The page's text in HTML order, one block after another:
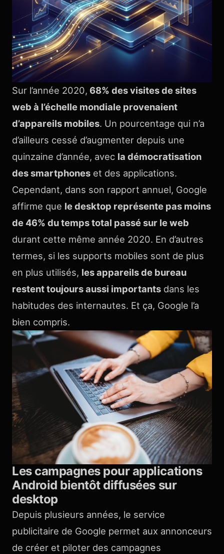
Sur l’année 2020, 68% des visites de sites
web à l’échelle mondiale provenaient
d’appareils mobiles. Un pourcentage qui n’a
d’ailleurs cessé d’augmenter depuis une
quinzaine d’année, avec la démocratisation
des smartphones et des applications.
Cependant, dans son rapport annuel, Google
affirme que le desktop représente pas moins
de 46% du temps total passé sur le web
durant cette même année 2020. En d’autres
termes, si les supports mobiles sont de plus
en plus utilisés, les appareils de bureau
restent toujours aussi importants dans les
habitudes des internautes. Et ça, Google l’a
bien compris.
Les campagnes pour applications
Android bientôt diffusées sur
desktop
Depuis plusieurs années, le service
publicitaire de Google permet aux annonceurs
de créer et piloter des campagnes